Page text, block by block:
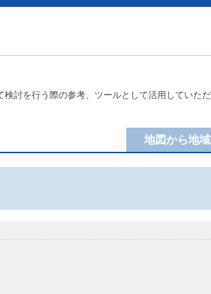
討を行う際の参考、ツールとして活用していた
地図から地